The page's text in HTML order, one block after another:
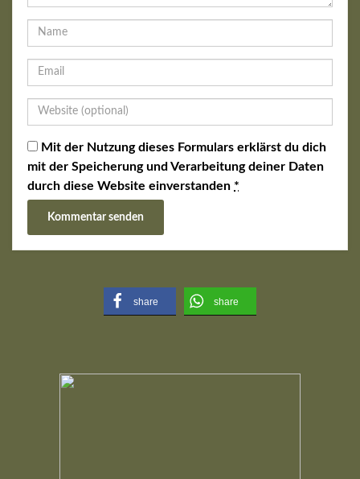
Mit der Nutzung dieses Formulars erklärst du dich
mit der Speicherung und Verarbeitung deiner Daten
durch diese Website einverstanden *
share share